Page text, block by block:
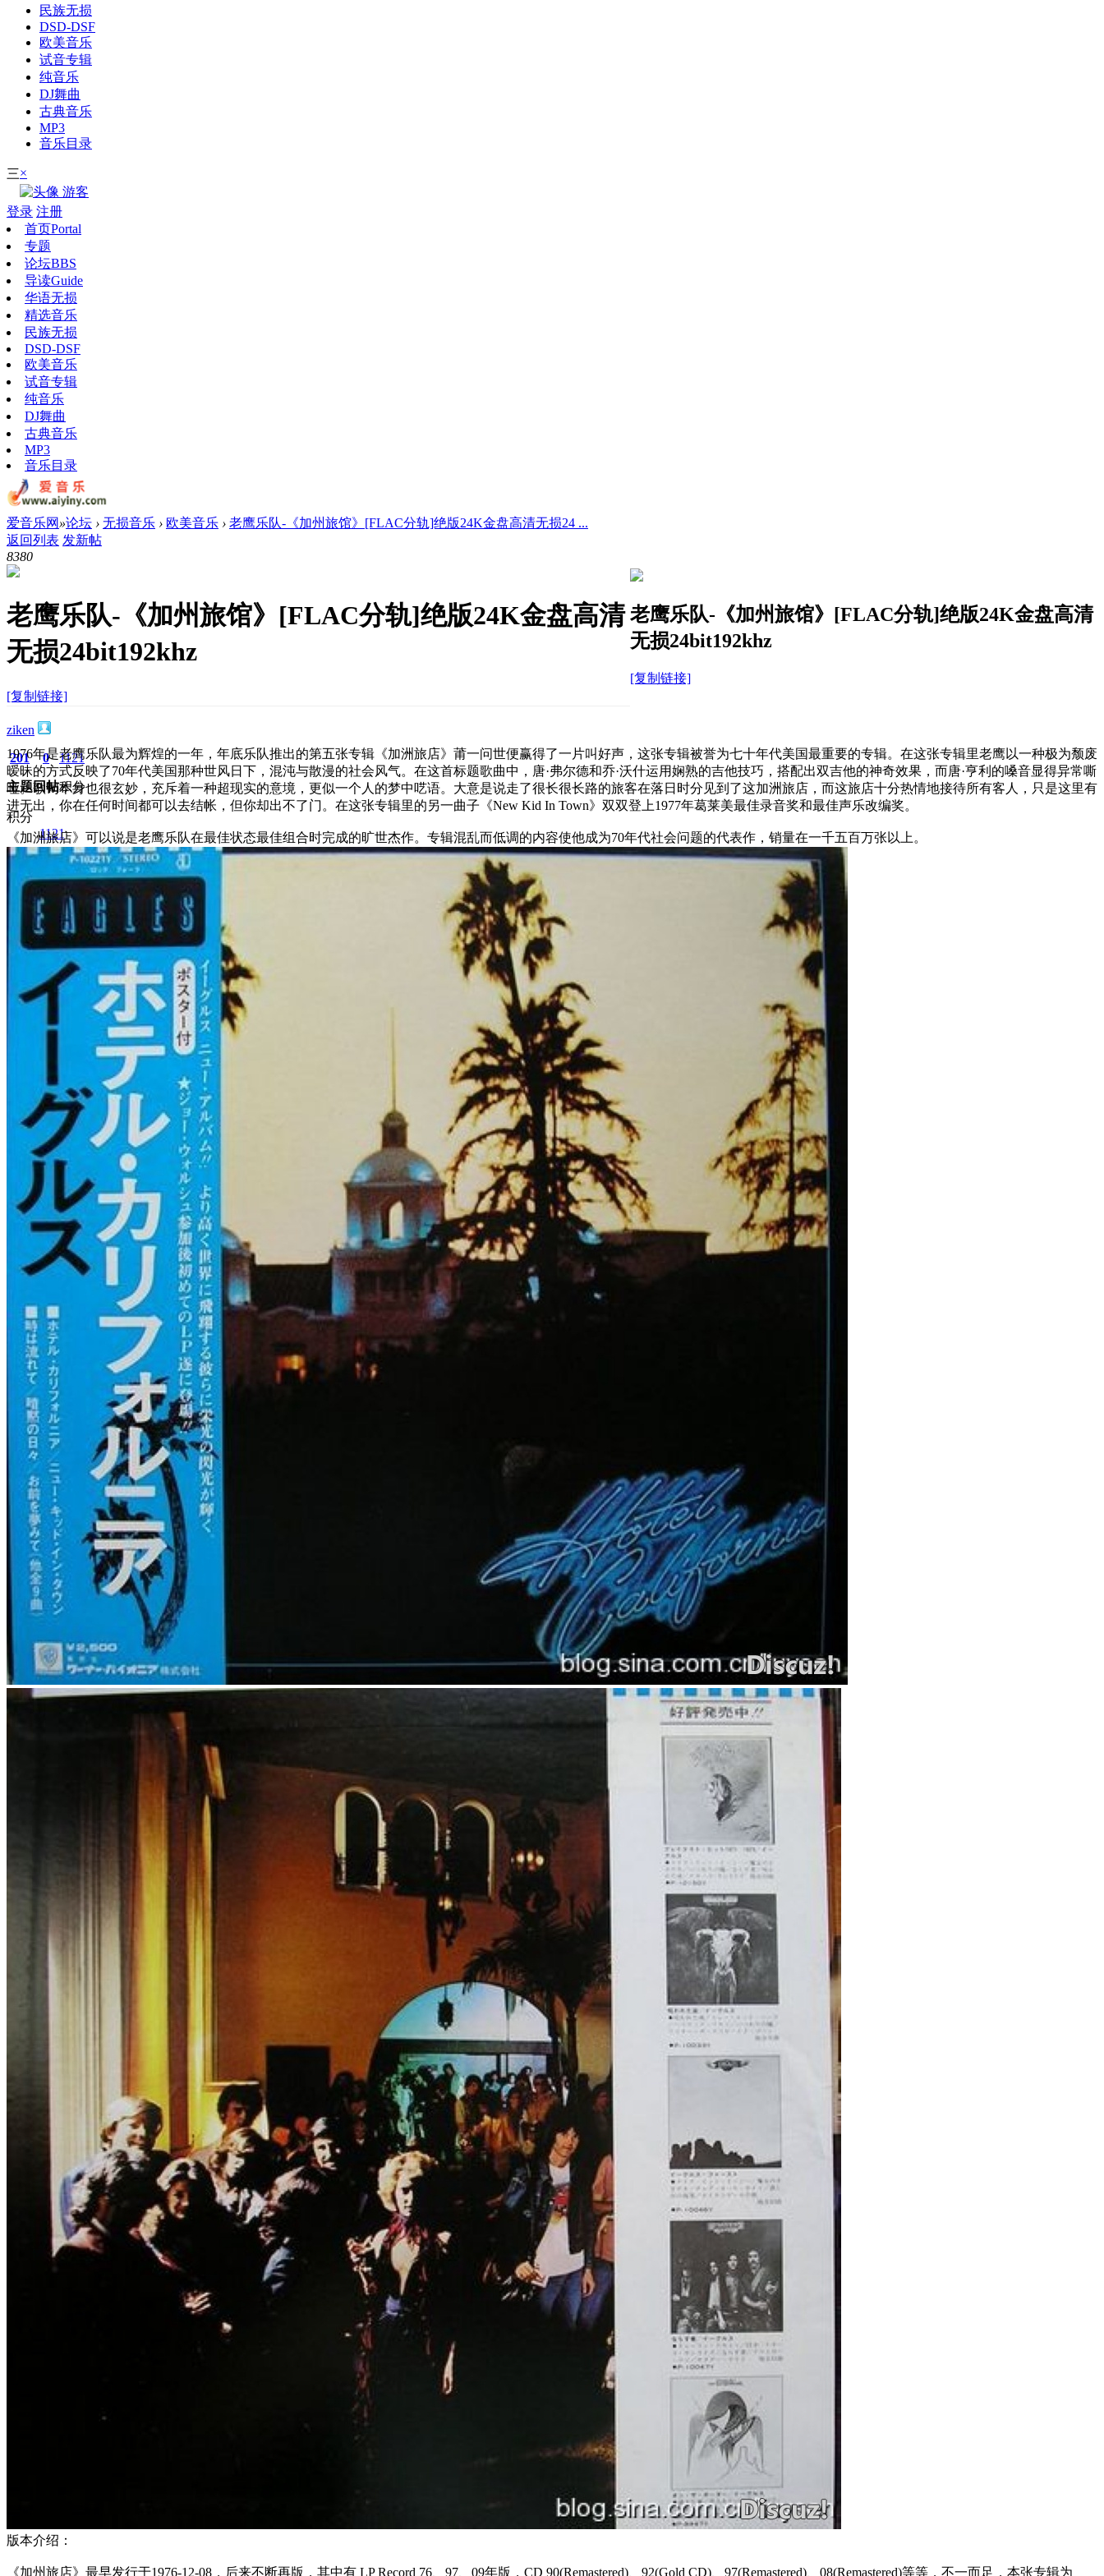
民族无损
DSD-DSF
欧美音乐
试音专辑
纯音乐
DJ舞曲
古典音乐
MP3
音乐目录
三×
游客
登录 注册
首页Portal
专题
论坛BBS
导读Guide
华语无损
精选音乐
民族无损
DSD-DSF
欧美音乐
试音专辑
纯音乐
DJ舞曲
古典音乐
MP3
音乐目录
爱音乐网 »论坛 › 无损音乐 › 欧美音乐 › 老鹰乐队-《加州旅馆》[FLAC分轨]绝版24K金盘高清无损24 ...
返回列表 发新帖
8380
老鹰乐队-《加州旅馆》[FLAC分轨]绝版24K金盘高清
无损24bit192khz
[复制链接]
老鹰乐队-《加州旅馆》[FLAC分轨]绝版24K金盘高清
无损24bit192khz
[复制链接]
ziken
201
主题
0
回帖
1121
积分
积分
1121
2026-5-27 23:19:51 / 显示全部楼层
阅读模式
8380
1976年是老鹰乐队最为辉煌的一年，年底乐队推出的第五张专辑《加洲旅店》莆一问世便赢得了一片叫好声，这张专辑被誉为七十年代美国最重要的专辑。在这张专辑里老鹰以一种极为颓废
暧昧的方式反映了70年代美国那种世风日下，混沌与散漫的社会风气。在这首标题歌曲中，唐·弗尔德和乔·沃什运用娴熟的吉他技巧，搭配出双吉他的神奇效果，而唐·亨利的嗓音显得异常嘶
哑。歌词本身也很玄妙，充斥着一种超现实的意境，更似一个人的梦中呓语。大意是说走了很长很长路的旅客在落日时分见到了这加洲旅店，而这旅店十分热情地接待所有客人，只是这里有
进无出，你在任何时间都可以去结帐，但你却出不了门。在这张专辑里的另一曲子《New Kid In Town》双双登上1977年葛莱美最佳录音奖和最佳声乐改编奖。
《加洲旅店》可以说是老鹰乐队在最佳状态最佳组合时完成的旷世杰作。专辑混乱而低调的内容使他成为70年代社会问题的代表作，销量在一千五百万张以上。
版本介绍：
《加州旅店》最早发行于1976-12-08，后来不断再版，其中有 LP Record 76、97、09年版，CD 90(Remastered)、92(Gold CD)、97(Remastered)、08(Remastered)等等，不一而足，本张专辑为